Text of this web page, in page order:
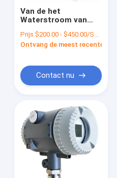
Van de het
Waterstroom van
van de Meterturbine
het Type 4-20mA
Prijs:$200.00 - $450.00/Sets
Ontvang de meest recente
Contact nu